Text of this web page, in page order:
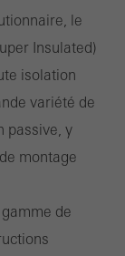
le
Insulated)
isolation
variété de
passive, y
montage
de